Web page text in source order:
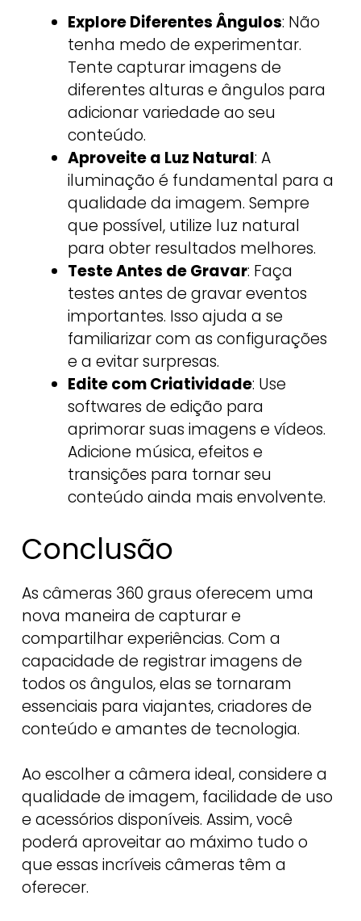
Explore Diferentes Ângulos: Não
tenha medo de experimentar.
Tente capturar imagens de
diferentes alturas e ângulos para
adicionar variedade ao seu
conteúdo.
Aproveite a Luz Natural: A
iluminação é fundamental para a
qualidade da imagem. Sempre
que possível, utilize luz natural
para obter resultados melhores.
Teste Antes de Gravar: Faça
testes antes de gravar eventos
importantes. Isso ajuda a se
familiarizar com as configurações
e a evitar surpresas.
Edite com Criatividade: Use
softwares de edição para
aprimorar suas imagens e vídeos.
Adicione música, efeitos e
transições para tornar seu
conteúdo ainda mais envolvente.
Conclusão
As câmeras 360 graus oferecem uma
nova maneira de capturar e
compartilhar experiências. Com a
capacidade de registrar imagens de
todos os ângulos, elas se tornaram
essenciais para viajantes, criadores de
conteúdo e amantes de tecnologia.
Ao escolher a câmera ideal, considere a
qualidade de imagem, facilidade de uso
e acessórios disponíveis. Assim, você
poderá aproveitar ao máximo tudo o
que essas incríveis câmeras têm a
oferecer.